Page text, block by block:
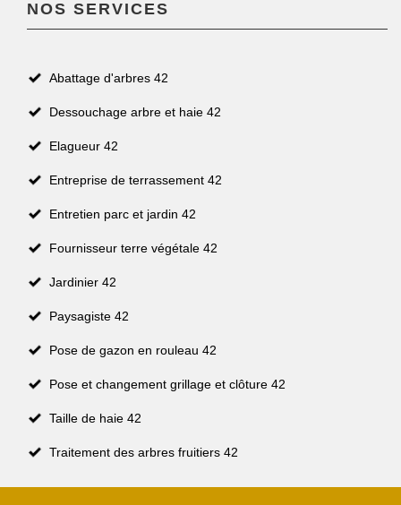
NOS SERVICES
Abattage d'arbres 42
Dessouchage arbre et haie 42
Elagueur 42
Entreprise de terrassement 42
Entretien parc et jardin 42
Fournisseur terre végétale 42
Jardinier 42
Paysagiste 42
Pose de gazon en rouleau 42
Pose et changement grillage et clôture 42
Taille de haie 42
Traitement des arbres fruitiers 42